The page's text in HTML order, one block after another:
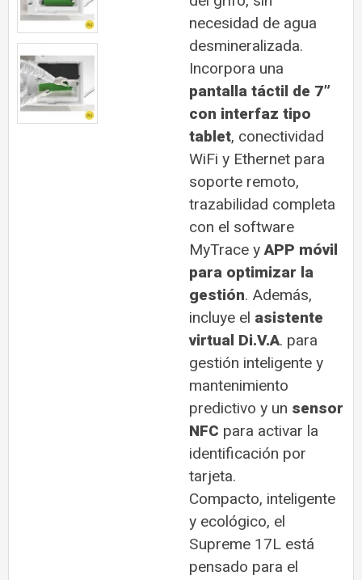
necesidad de agua
desmineralizada.
Incorpora una
pantalla táctil de 7”
con interfaz tipo
tablet, conectividad
WiFi y Ethernet para
soporte remoto,
trazabilidad completa
con el software
MyTrace yAPP móvil
para optimizar la
gestión. Además,
incluye el asistente
virtual Di.V.A. para
gestión inteligente y
mantenimiento
predictivo y un sensor
NFC para activar la
identificación por
tarjeta.
Compacto, inteligente
y ecológico, el
Supreme 17L está
pensado para el